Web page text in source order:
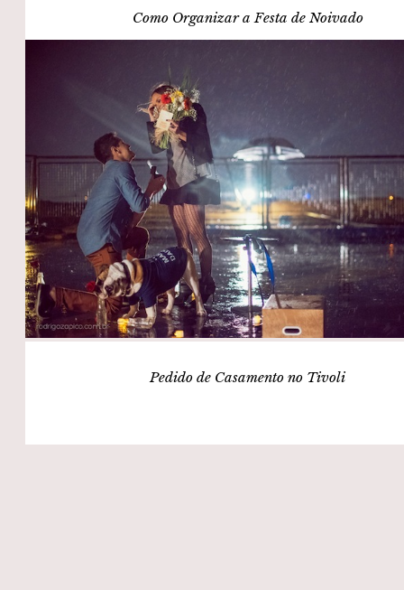
Como Organizar a Festa de Noivado
Pedido de Casamento no Tivoli